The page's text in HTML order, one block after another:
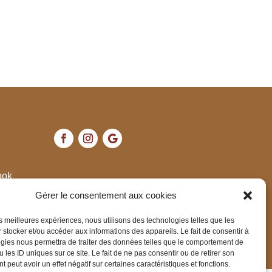
Gérer le consentement aux cookies
meilleures expériences, nous utilisons des technologies telles que les
stocker et/ou accéder aux informations des appareils. Le fait de consentir à
nous permettra de traiter des données telles que le comportement de
les ID uniques sur ce site. Le fait de ne pas consentir ou de retirer son
peut avoir un effet négatif sur certaines caractéristiques et fonctions.